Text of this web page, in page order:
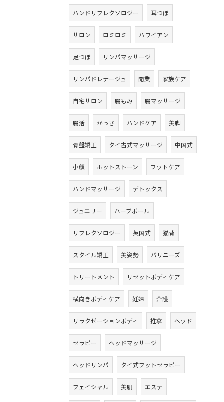
ハンドリフレクソロジー 耳つぼ
サロン ロミロミ ハワイアン
足つぼ リンパマッサージ
リンパドレナージュ 開業 家族ケア
自宅サロン 腸もみ 腸マッサージ
腸活 かっさ ハンドケア 美脚
骨盤矯正 タイ古式マッサージ 中国式
小顔 ホットストーン フットケア
ハンドマッサージ デトックス
ジュエリー ハーブボール
リフレクソロジー 英国式 猫背
スタイル矯正 美姿勢 バリニーズ
トリートメント リセットボディケア
横向きボディケア 妊婦 介護
リラクゼーションボディ 推拿 ヘッド
セラピー ヘッドマッサージ
ヘッドリンパ タイ式フットセラピー
フェイシャル 美肌 エステ